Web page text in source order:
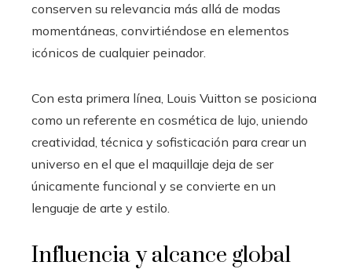
conserven su relevancia más allá de modas
momentáneas, convirtiéndose en elementos
icónicos de cualquier peinador.
Con esta primera línea, Louis Vuitton se posiciona
como un referente en cosmética de lujo, uniendo
creatividad, técnica y sofisticación para crear un
universo en el que el maquillaje deja de ser
únicamente funcional y se convierte en un
lenguaje de arte y estilo.
Influencia y alcance global